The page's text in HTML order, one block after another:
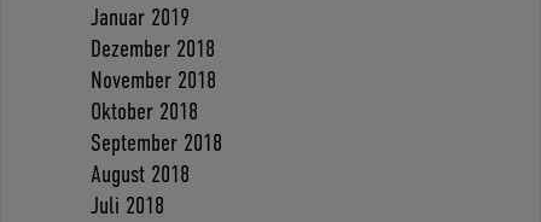
Januar 2019
Dezember 2018
November 2018
Oktober 2018
September 2018
August 2018
Juli 2018